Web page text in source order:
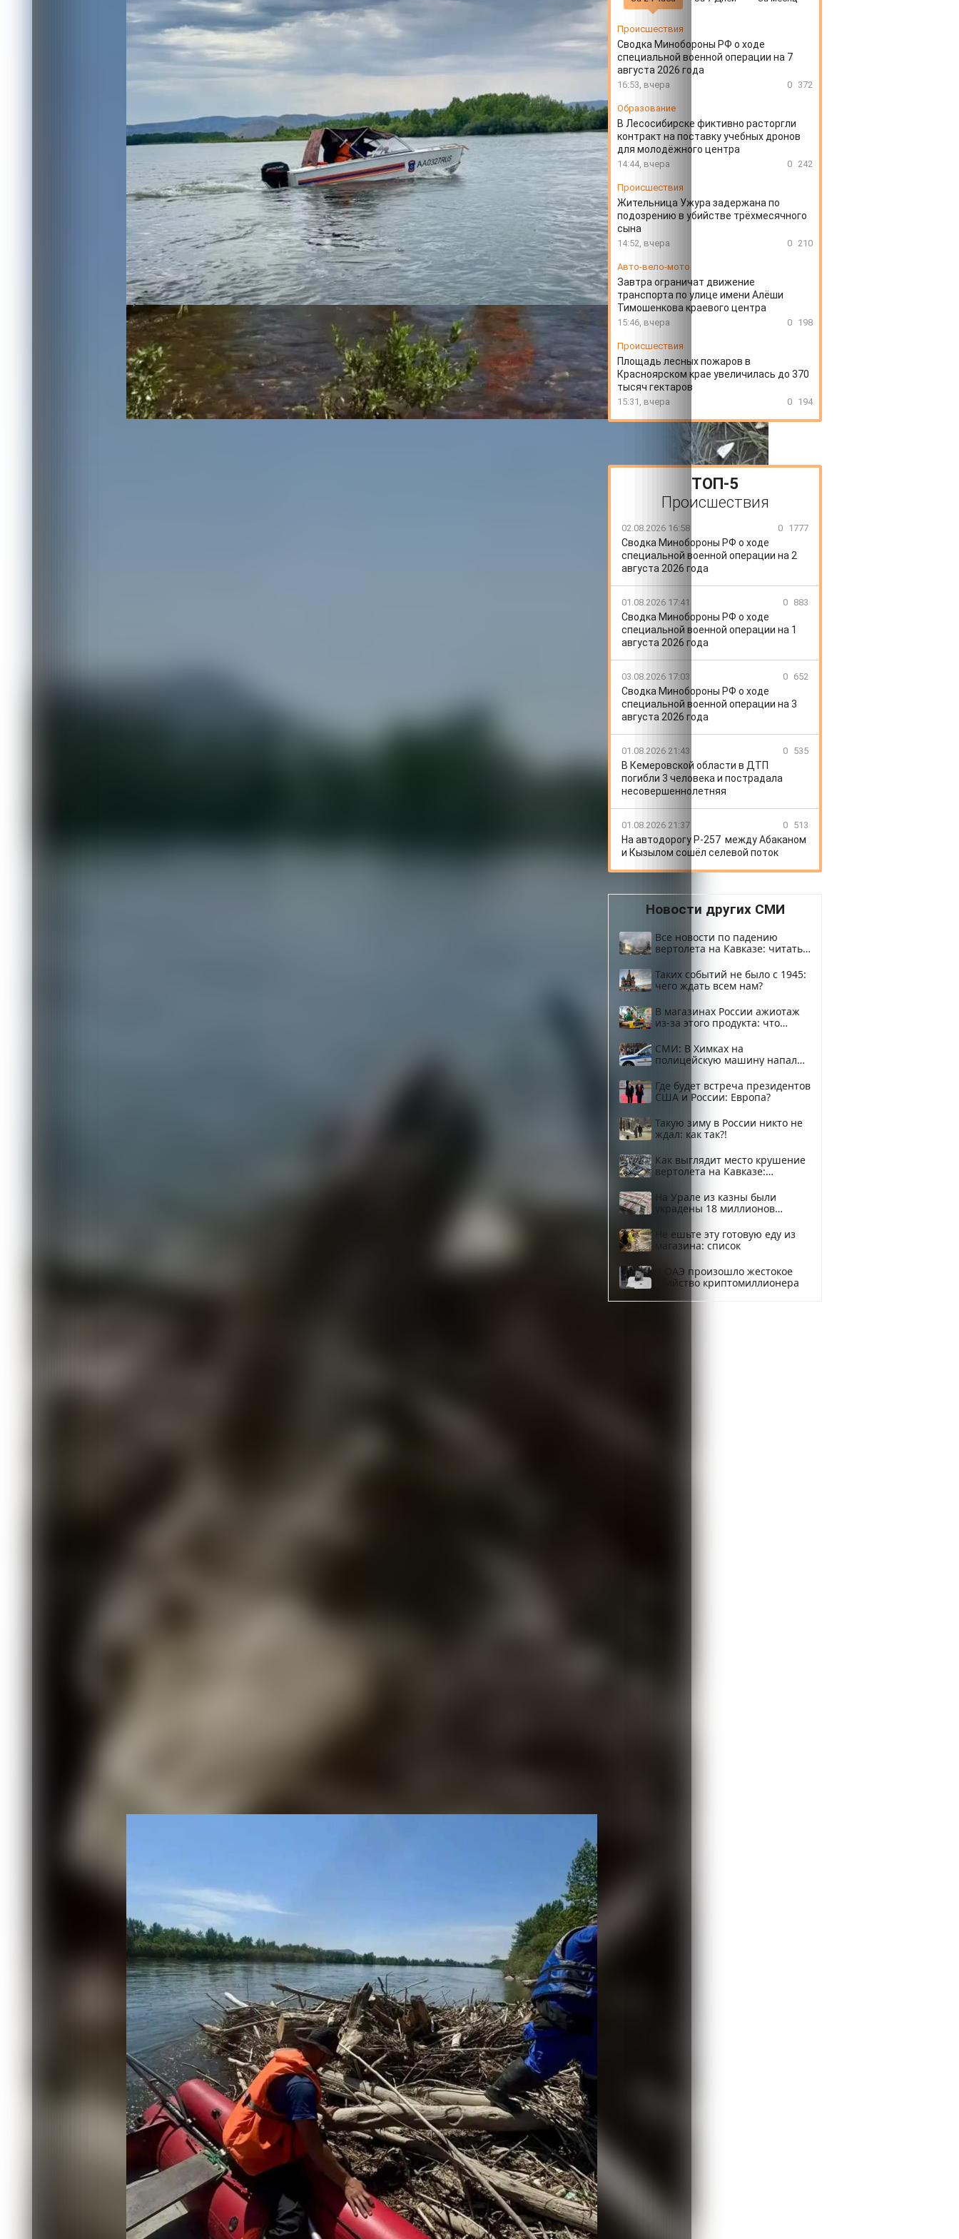
пропавших девочек
Происшествия
05.07.2026 18:10383
Происшествия
Сводка Минобороны РФ о ходе
специальной военной операции на 7
августа 2026 года
16:53, вчера 0 372
Образование
В Лесосибирске фиктивно расторгли
контракт на поставку учебных дронов
для молодёжного центра
14:44, вчера 0 242
Происшествия
Жительница Ужура задержана по
подозрению в убийстве трёхмесячного
сына
14:52, вчера 0 210
Авто-вело-мото
Завтра ограничат движение
транспорта по улице имени Алёши
Тимошенкова краевого центра
15:46, вчера 0 198
Происшествия
Площадь лесных пожаров в
Красноярском крае увеличилась до 370
тысяч гектаров
15:31, вчера 0 194
ТОП-5
Происшествия
02.08.2026 16:58 0 1777
Сводка Минобороны РФ о ходе
специальной военной операции на 2
августа 2026 года
01.08.2026 17:41 0 883
Сводка Минобороны РФ о ходе
специальной военной операции на 1
августа 2026 года
03.08.2026 17:03 0 652
Сводка Минобороны РФ о ходе
специальной военной операции на 3
августа 2026 года
01.08.2026 21:43 0 535
В Кемеровской области в ДТП
погибли 3 человека и пострадала
несовершеннолетняя
01.08.2026 21:37 0 513
На автодорогу Р-257 между Абаканом
и Кызылом сошёл селевой поток
Новости других СМИ
Все новости по падению
вертолета на Кавказе: читать
Таких событий не было с 1945:
чего ждать всем нам?
В магазинах России ажиотаж
из-за этого продукта: что
СМИ: В Химках на
полицейскую машину напали
Где будет встреча президентов
США и России: Европа?
Такую зиму в России никто не
ждал: как так?!
Как выглядит место крушение
вертолета на Кавказе:
На Урале из казны были
украдены 18 миллионов
Не ешьте эту готовую еду из
магазина: список
В ОАЭ произошло жестокое
убийство криптомиллионера